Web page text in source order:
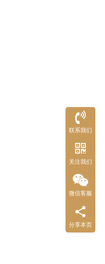
联系我们
关注我们
微信客服
分享本页